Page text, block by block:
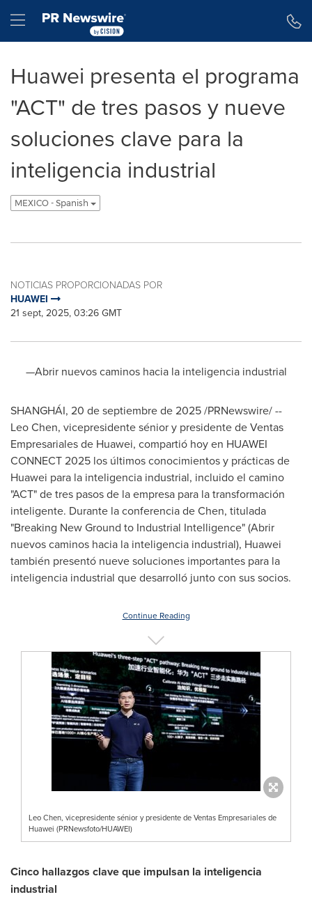
Hamburger menu
Huawei presenta el programa
"ACT" de tres pasos y nueve
soluciones clave para la
inteligencia industrial
MEXICO - Spanish
NOTICIAS PROPORCIONADAS POR
HUAWEI
21 sept, 2025, 03:26 GMT
—Abrir nuevos caminos hacia la inteligencia industrial
SHANGHÁI, 20 de septiembre de 2025/PRNewswire/ --
Leo Chen, vicepresidente sénior y presidente de Ventas
Empresariales de Huawei, compartió hoy en HUAWEI
CONNECT 2025 los últimos conocimientos y prácticas de
Huawei para la inteligencia industrial, incluido el camino
"ACT" de tres pasos de la empresa para la transformación
inteligente. Durante laconferencia de Chen, titulada
"Breaking New Ground to Industrial Intelligence" (Abrir
nuevos caminos hacia la inteligencia industrial), Huawei
también presentó nueve soluciones importantes para la
inteligencia industrial que desarrolló junto con sus socios.
Continue Reading
Leo Chen, vicepresidente sénior y presidente de Ventas Empresariales de
Huawei (PRNewsfoto/HUAWEI)
Cinco hallazgos clave que impulsan la inteligencia
industrial